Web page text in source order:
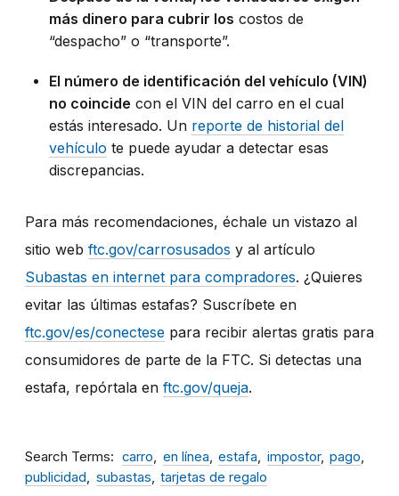
más dinero para cubrir los costos de
“despacho” o “transporte”.
El número de identificación del vehículo (VIN)
no coincide con el VIN del carro en el cual
estás interesado. Un reporte de historial del
vehículo te puede ayudar a detectar esas
discrepancias.
Para más recomendaciones, échale un vistazo al
sitio web ftc.gov/carrosusados y al artículo
Subastas en internet para compradores. ¿Quieres
evitar las últimas estafas? Suscríbete en
ftc.gov/es/conectese para recibir alertas gratis para
consumidores de parte de la FTC. Si detectas una
estafa, repórtala en ftc.gov/queja.
Search Terms carro en línea estafa impostor pago
publicidad
subastas tarjetas de regalo